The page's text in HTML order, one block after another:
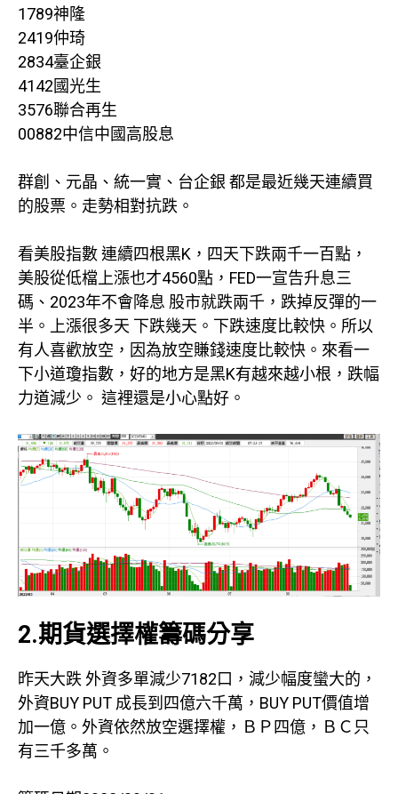
1789神隆
2419仲琦
2834臺企銀
4142國光生
3576聯合再生
00882中信中國高股息
群創、元晶、統一實、台企銀 都是最近幾天連續買
的股票。走勢相對抗跌。
看美股指數 連續四根黑K，四天下跌兩千一百點，
美股從低檔上漲也才4560點，FED一宣告升息三
碼、2023年不會降息 股市就跌兩千，跌掉反彈的一
半。上漲很多天 下跌幾天。下跌速度比較快。所以
有人喜歡放空，因為放空賺錢速度比較快。來看一
下小道瓊指數，好的地方是黑K有越來越小根，跌幅
力道減少。 這裡還是小心點好。
2.期貨選擇權籌碼分享
昨天大跌 外資多單減少7182口，減少幅度蠻大的，
外資BUY PUT 成長到四億六千萬，BUY PUT價值增
加一億。外資依然放空選擇權，ＢＰ四億，ＢＣ只
有三千多萬。